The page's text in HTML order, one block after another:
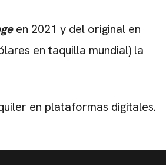
en 2021 y del original en
en taquilla mundial) la
en plataformas digitales.